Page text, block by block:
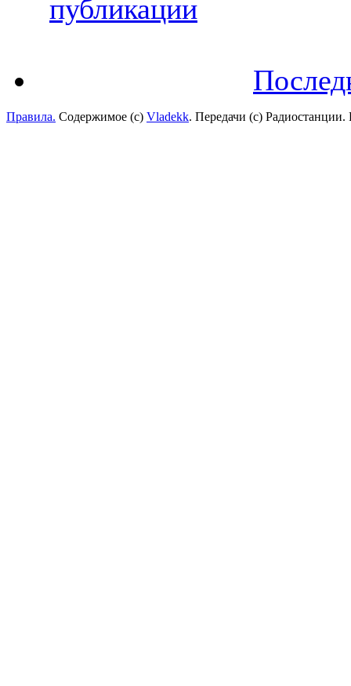
публикации
Правила. Содержимое (с) Vladekk. Передачи (с)